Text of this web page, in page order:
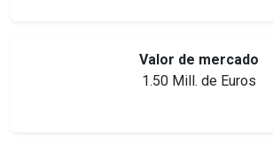
Valor de mercado
1.50 Mill. de Euros